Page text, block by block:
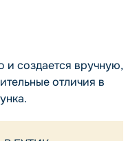
и создается вручную,
отличия в